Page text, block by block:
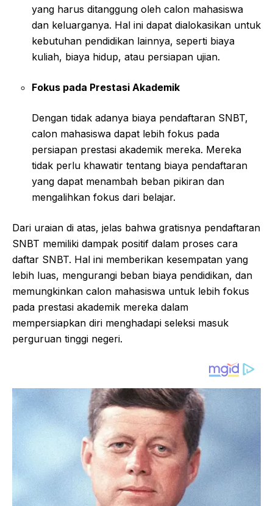
yang harus ditanggung oleh calon mahasiswa
dan keluarganya. Hal ini dapat dialokasikan untuk
kebutuhan pendidikan lainnya, seperti biaya
kuliah, biaya hidup, atau persiapan ujian.
Fokus pada Prestasi Akademik
Dengan tidak adanya biaya pendaftaran SNBT,
calon mahasiswa dapat lebih fokus pada
persiapan prestasi akademik mereka. Mereka
tidak perlu khawatir tentang biaya pendaftaran
yang dapat menambah beban pikiran dan
mengalihkan fokus dari belajar.
Dari uraian di atas, jelas bahwa gratisnya pendaftaran
SNBT memiliki dampak positif dalam proses cara
daftar SNBT. Hal ini memberikan kesempatan yang
lebih luas, mengurangi beban biaya pendidikan, dan
memungkinkan calon mahasiswa untuk lebih fokus
pada prestasi akademik mereka dalam
mempersiapkan diri menghadapi seleksi masuk
perguruan tinggi negeri.